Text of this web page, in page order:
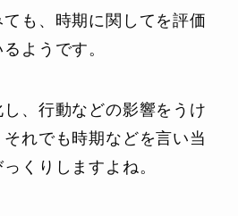
も、時期に関してを評価
ようです。
、行動などの影響をうけ
れでも時期などを言い当
くりしますよね。